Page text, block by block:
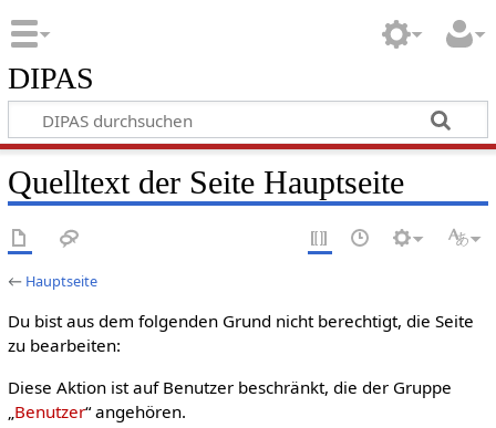
DIPAS
Quelltext der Seite Hauptseite
← Hauptseite
Du bist aus dem folgenden Grund nicht berechtigt, die Seite
zu bearbeiten:
Diese Aktion ist auf Benutzer beschränkt, die der Gruppe
Benutzer“ angehören.